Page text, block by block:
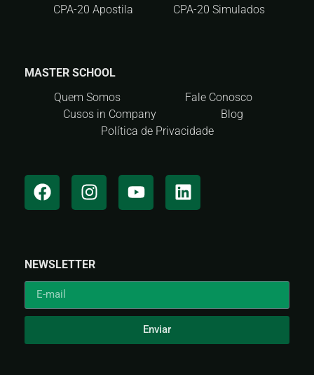
CPA-20 Apostila
CPA-20 Simulados
MASTER SCHOOL
Quem Somos
Fale Conosco
Cusos in Company
Blog
Política de Privacidade
NEWSLETTER
Enviar